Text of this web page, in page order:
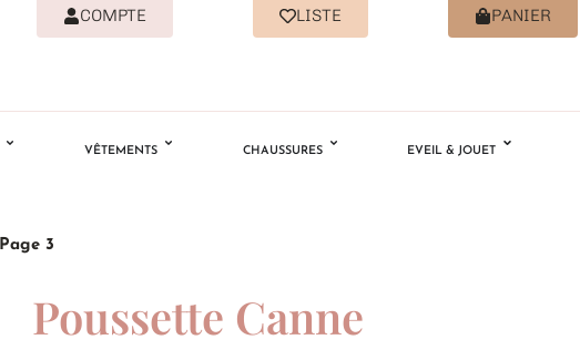
COMPTE LISTE PANIER
VÊTEMENTS CHAUSSURES EVEIL & JOUET
Page 3
Poussette Canne